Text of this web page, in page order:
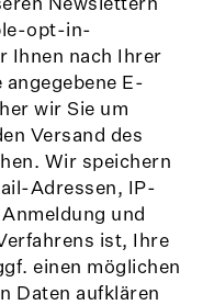
opt-in-
Ihnen nach Ihrer
E-
wir Sie um
Versand des
Wir speichern
Adressen, IP-
und
ist, Ihre
einen möglichen
Daten aufklären